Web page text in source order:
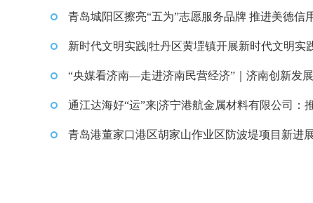
青岛城阳区擦亮“五为”志愿服务品牌 推进美德信
工作
新时代文明实践|牡丹区黄堽镇开展新时代文明实
文艺演出活动
“央媒看济南—走进济南民营经济”｜济南创新发
激发民营经济活力 实现量质齐升
通江达海好“运”来|济宁港航金属材料有限公司：
动“港产城”一体化经济蓬勃发展
青岛港董家口港区胡家山作业区防波堤项目新进